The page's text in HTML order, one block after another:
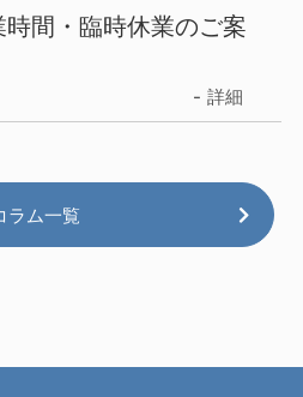
間・臨時休業のご案
詳細
ラム一覧